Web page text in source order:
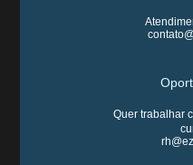
Quer trabalhar